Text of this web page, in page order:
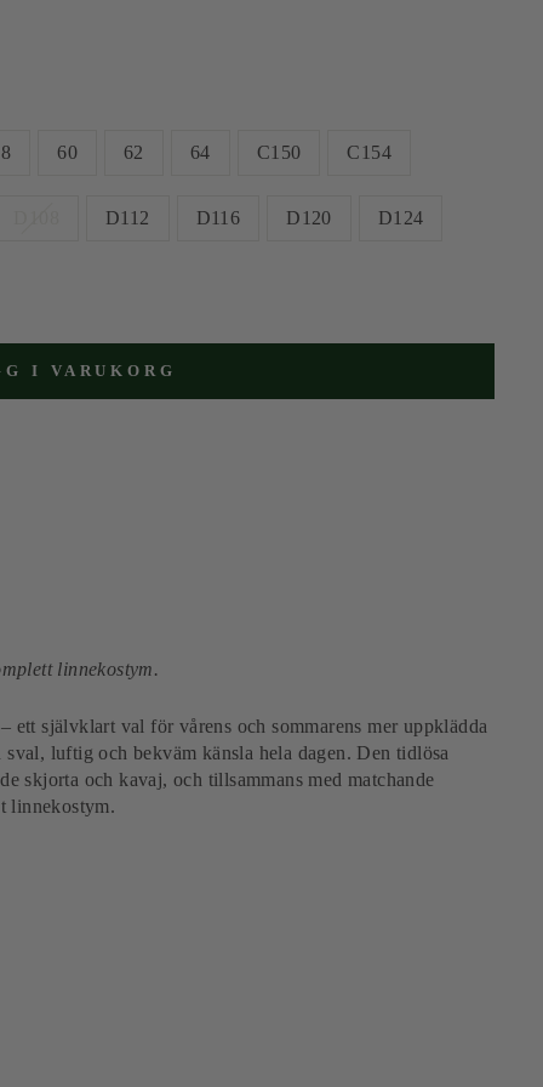
60 62 64 C150 C154
D112 D116 D120 D124
I VARUKORG
linnekostym.
självklart val för vårens och sommarens mer uppklädda
luftig och bekväm känsla hela dagen. Den tidlösa
skjorta och kavaj, och tillsammans med matchande
linnekostym.